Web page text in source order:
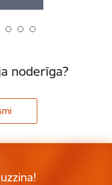
noderīga?